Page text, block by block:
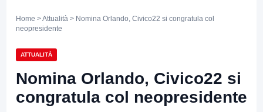
Home >Attualità > Nomina Orlando, Civico22 si congratula col
neopresidente
ATTUALITÀ
Nomina Orlando, Civico22 si
congratula col neopresidente